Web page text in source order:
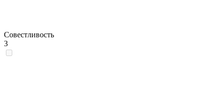
Совестливость
3